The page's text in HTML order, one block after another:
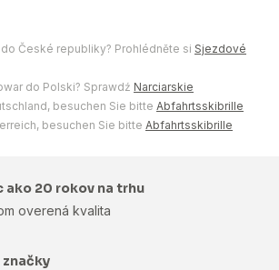
České republiky? Prohlédněte si Sjezdové
do Polski? Sprawdź Narciarskie
besuchen Sie bitte Abfahrtsskibrille
besuchen Sie bitte Abfahrtsskibrille
ako 20 rokov na trhu
overená kvalita
značky